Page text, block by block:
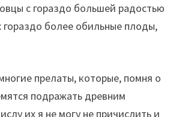
с гораздо большей радостью
гораздо более обильные плоды,
прелаты, которые, помня о
подражать древним
их я не могу не причислить и